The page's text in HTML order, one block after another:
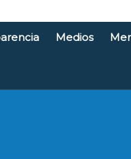
Medios